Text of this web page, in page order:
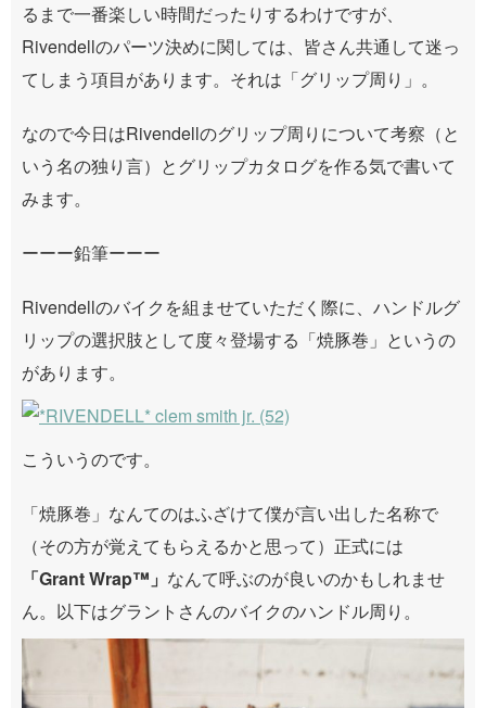
るまで一番楽しい時間だったりするわけですが、
Rivendellのパーツ決めに関しては、皆さん共通して迷っ
てしまう項目があります。それは「グリップ周り」。
なので今日はRivendellのグリップ周りについて考察（と
いう名の独り言）とグリップカタログを作る気で書いて
みます。
ーーー鉛筆ーーー
Rivendellのバイクを組ませていただく際に、ハンドルグ
リップの選択肢として度々登場する「焼豚巻」というの
があります。
こういうのです。
「焼豚巻」なんてのはふざけて僕が言い出した名称で
（その方が覚えてもらえるかと思って）正式には
「Grant Wrap™️」 なんて呼ぶのが良いのかもしれませ
ん。以下はグラントさんのバイクのハンドル周り。